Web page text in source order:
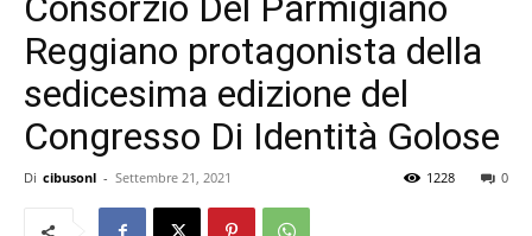
Reggiano protagonista della
sedicesima edizione del
Congresso Di Identità Golose
Di cibusonl - Settembre 21, 2021 0
1228